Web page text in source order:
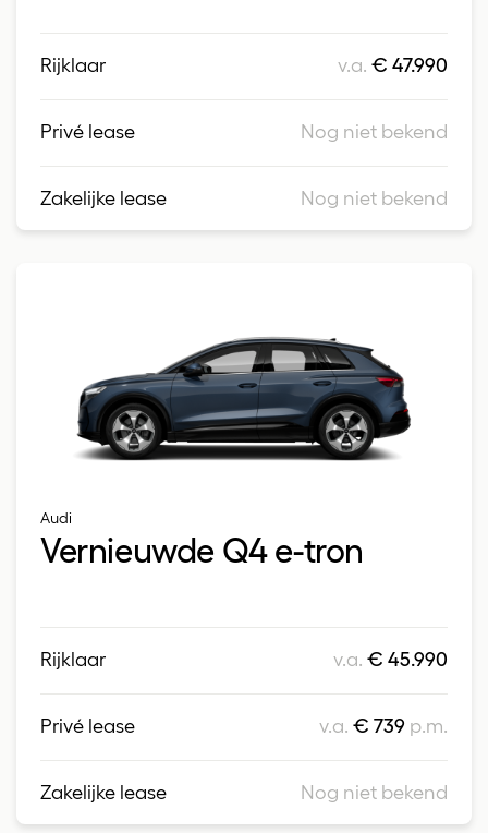
Rijklaar v.a.€ 47.990
Privé lease Nog niet bekend
Zakelijke lease Nog niet bekend
Audi
Vernieuwde Q4 e-tron
Rijklaar v.a.€ 45.990
Privé lease v.a.€ 739 p.m.
Zakelijke lease Nog niet bekend